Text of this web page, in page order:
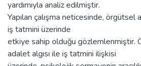
yardımıyla analiz edilmiştir.
Yapılan çalışma neticesinde, örgütsel
iş tatmini üzerinde
etkiye sahip olduğu gözlemlenmiştir.
adalet algısı ile iş tatmini ilişkisi